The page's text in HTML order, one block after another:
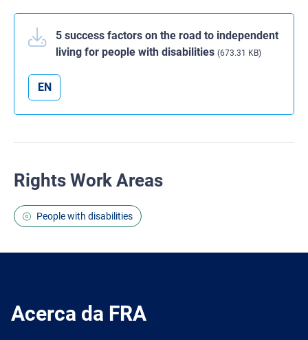
5 success factors on the road to independent
living for people with disabilities (673.31 KB)
EN
Rights Work Areas
People with disabilities
Acerca da FRA